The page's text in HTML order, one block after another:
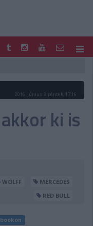
2016. június 3. péntek, 17:16
ki is
WOLFF
MERCEDES
RED BULL